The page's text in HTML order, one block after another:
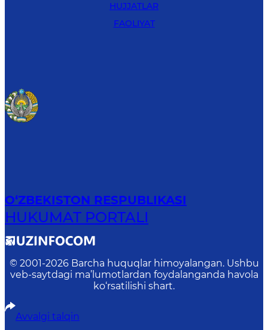
HUJJATLAR
FAOLIYAT
O‘ZBEKISTON RESPUBLIKASI
HUKUMAT PORTALI
© 2001-2026 Barcha huquqlar himoyalangan. Ushbu
veb-saytdagi ma’lumotlardan foydalanganda havola
ko‘rsatilishi shart.
Avvalgi talqin